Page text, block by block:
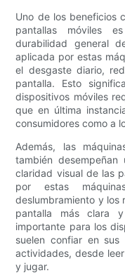
Uno de los beneficios
pantallas móviles
durabilidad general
aplicada por estas
el desgaste diario,
pantalla. Esto
dispositivos móviles
que en última
consumidores como a
Además, las
también
claridad visual de las
por estas
deslumbramiento y los
pantalla más clara
importante para los
suelen confiar en
actividades, desde
y jugar.